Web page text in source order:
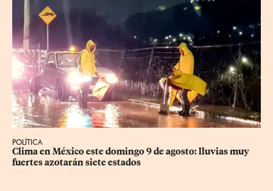
POLÍTICA
Clima en México este domingo 9 de agosto: lluvias muy
fuertes azotarán siete estados